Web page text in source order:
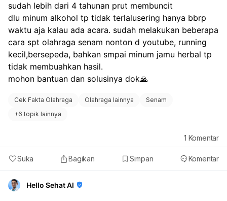
Pilih karbohidrat kompleks.
Mengontrol porsi makan:Makan dalam porsi kecil
tetapi sering.
Aktif bergerak dan olahraga teratur:Lakukan
olahraga minimal 150 menit per minggu.
Kelola stres dengan baik:Stres dapat meningkatkan
kadar gula darah.
Istirahat cukup:Tidur 7-9 jam sehari.
terhadap makanan dan obat.
Menjaga berat badan ideal:
hidup sehat memerlukan waktu dan disiplin. Jika Anda
dan gaya hidup sehat adalah kunci untuk
mempertahankan kadar gula darah dalam rentang
sudah lebih dari 4 tahunan prut membuncit
dlu minum alkohol tp tidak terlalusering hanya bbrp
waktu aja kalau ada acara. sudah melakukan beberapa
cara spt olahraga senam nonton d youtube, running
kecil,bersepeda, bahkan smpai minum jamu herbal tp
tidak membuahkan hasil.
mohon bantuan dan solusinya dok🙏
Cek Fakta Olahraga Olahraga lainnya
Senam
+6 topik lainnya
Suka Bagikan Simpan Komentar
1 Komentar
Hello Sehat AI